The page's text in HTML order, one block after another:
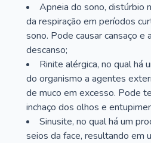
Apneia do sono, distúrbio
da respiração em períodos
sono. Pode causar cansaço e
descanso;
Rinite alérgica, no qual há
do organismo a agentes
de muco em excesso. Pode
inchaço dos olhos e
Sinusite, no qual há um
seios da face, resultando em